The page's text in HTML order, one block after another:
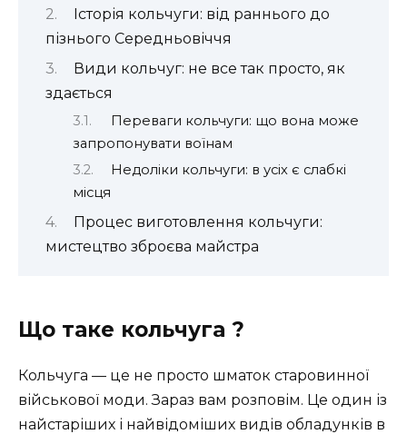
Історія кольчуги: від раннього до
пізнього Середньовіччя
Види кольчуг: не все так просто, як
здається
Переваги кольчуги: що вона може
запропонувати воїнам
Недоліки кольчуги: в усіх є слабкі
місця
Процес виготовлення кольчуги:
мистецтво зброєва майстра
Що таке кольчуга ️?
Кольчуга — це не просто шматок старовинної
військової моди. Зараз вам розповім. Це один із
найстаріших і найвідоміших видів обладунків в